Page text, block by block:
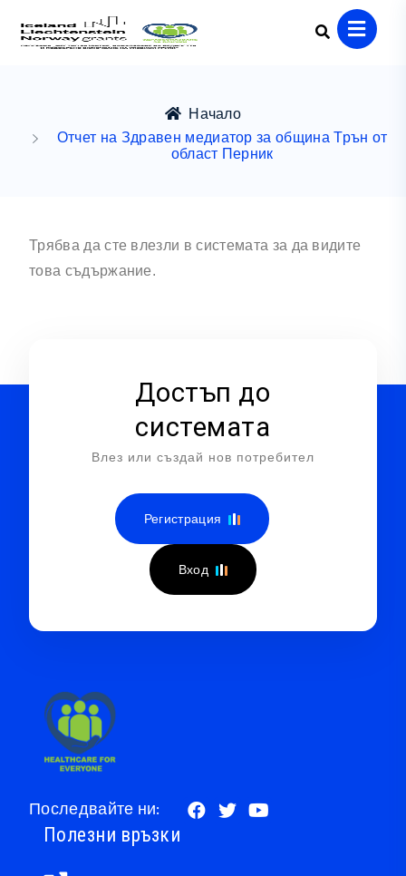
Начало
Отчет на Здравен медиатор за община Трън от
област Перник
Трябва да сте влезли в системата за да видите
това съдържание.
Достъп до
системата
Влез или създай нов потребител
Регистрация
Вход
Последвайте ни:
Полезни връзки